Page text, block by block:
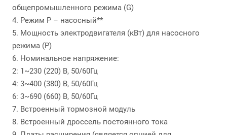
общепромышленного режима (G)
4. Режим P – насосный**
5. Мощность электродвигателя (кВт) для насосного
режима (P)
6. Номинальное напряжение:
2: 1~230 (220) В, 50/60Гц
4: 3~400 (380) В, 50/60Гц
6: 3~690 (660) В, 50/60Гц
7. Встроенный тормозной модуль
8. Встроенный дроссель постоянного тока